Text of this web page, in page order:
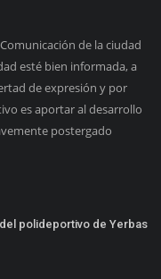
de la ciudad
esté bien informada, a
de expresión y por
es aportar al desarrollo
postergado
polideportivo de Yerbas